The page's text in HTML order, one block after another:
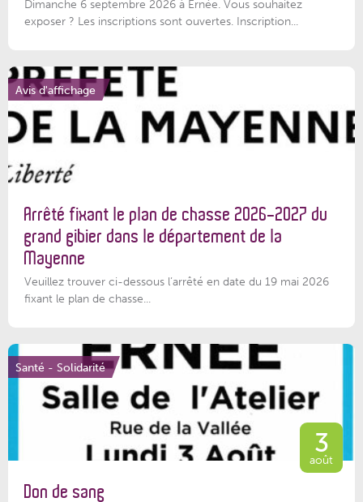
Dimanche 6 septembre 2026 à Ernée. Vous souhaitez
exposer ? Les inscriptions sont ouvertes. Inscription...
Avis d'affichage
Arrêté fixant le plan de chasse 2026-2027 du
grand gibier dans le département de la
Mayenne
Veuillez trouver ci-dessous l’arrêté en date du 19 mai 2026
fixant le plan de chasse...
Santé - Solidarité
3
août
Don de sang